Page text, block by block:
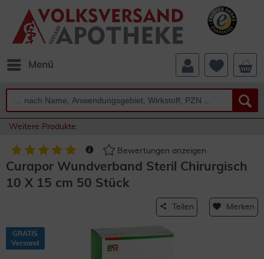
Menü
Weitere Produkte
Bewertungen anzeigen
Curapor Wundverband Steril Chirurgisch
10 X 15 cm 50 Stück
Teilen Merken
GRATIS
Versand